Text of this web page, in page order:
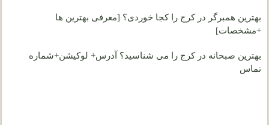
بهترین همبرگر در کرج را کجا خوردی؟ [معرفی بهترین ها
+مشخصات]
بهترین صبحانه در کرج را می شناسید؟ آدرس+ لوکیشن+شماره
تماس